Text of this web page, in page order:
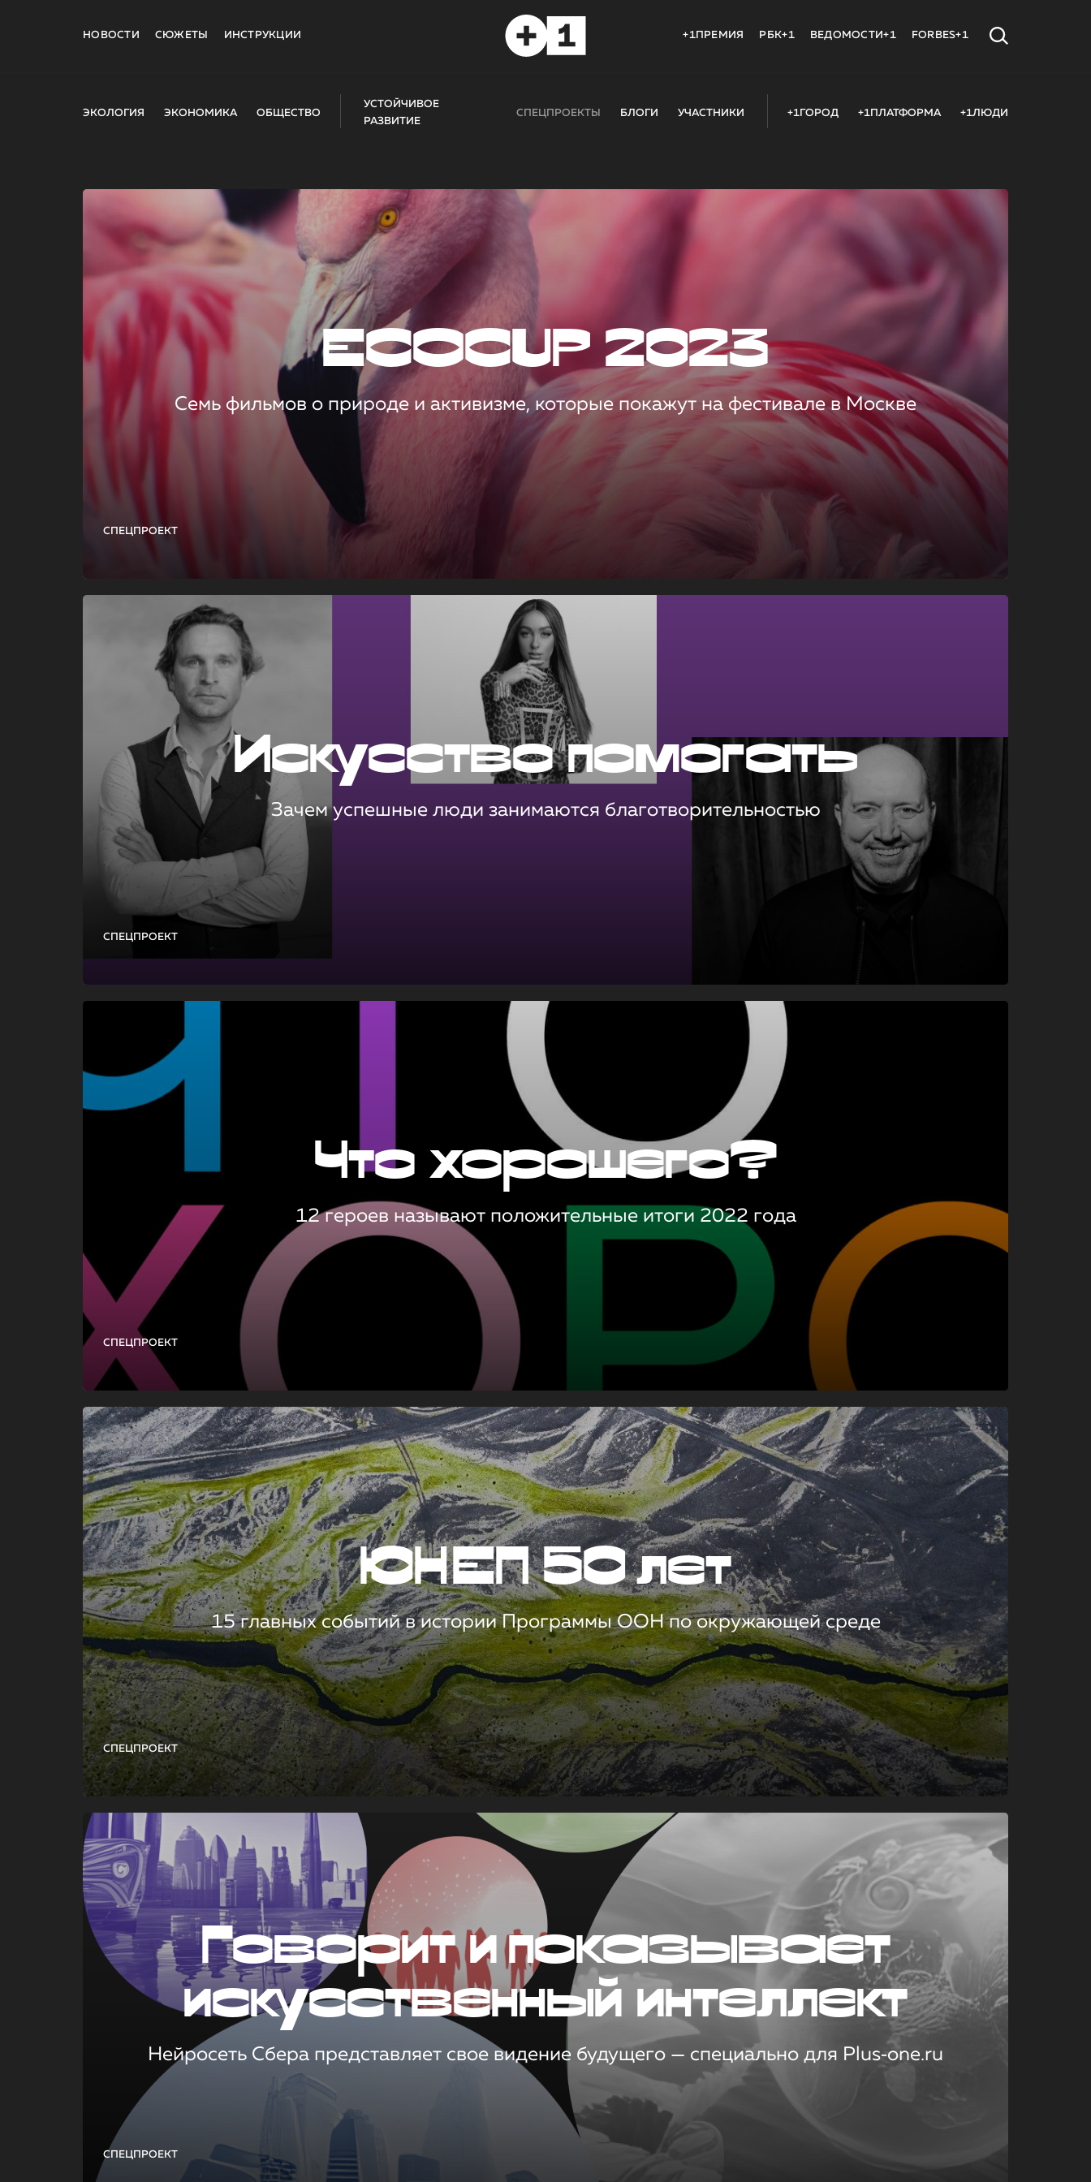
НОВОСТИ СЮЖЕТЫ ИНСТРУКЦИИ +1ПРЕМИЯ РБК+1 ВЕДОМОСТИ+1 FORBES+1
ЭКОЛОГИЯ ЭКОНОМИКА ОБЩЕСТВО
УСТОЙЧИВОЕ
РАЗВИТИЕ
СПЕЦПРОЕКТЫ БЛОГИ УЧАСТНИКИ +1ГОРОД +1ПЛАТФОРМА +1ЛЮДИ
СПЕЦПРОЕКТ
ECOCUP 2023
Семь фильмов о природе и активизме, которые покажут на фестивале в Москве
СПЕЦПРОЕКТ
Искусство помогать
Зачем успешные люди занимаются благотворительностью
СПЕЦПРОЕКТ
Что хорошего?
12 героев называют положительные итоги 2022 года
СПЕЦПРОЕКТ
ЮНЕП 50 лет
15 главных событий в истории Программы ООН по окружающей среде
СПЕЦПРОЕКТ
Говорит и показывает
искусственный интеллект
Нейросеть Сбера представляет свое видение будущего — специально для Plus‑one.ru